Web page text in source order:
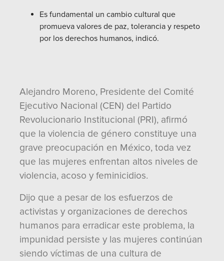
Es fundamental un cambio cultural que
promueva valores de paz, tolerancia y respeto
por los derechos humanos, indicó.
Alejandro Moreno, Presidente del Comité
Ejecutivo Nacional (CEN) del Partido
Revolucionario Institucional (PRI), afirmó
que la violencia de género constituye una
grave preocupación en México, toda vez
que las mujeres enfrentan altos niveles de
violencia, acoso y feminicidios.
Dijo que a pesar de los esfuerzos de
activistas y organizaciones de derechos
humanos para erradicar este problema, la
impunidad persiste y las mujeres continúan
siendo víctimas de una cultura de